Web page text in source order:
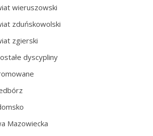
wieruszowski
zduńskowolski
zgierski
dyscypliny
Mazowiecka